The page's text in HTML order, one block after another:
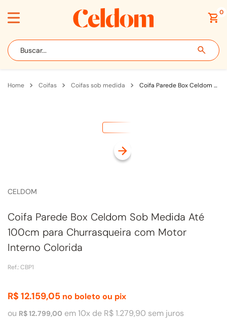
0
Buscar...
coifas coifas sob medida Coifa Parede Box Celdom Sob Medida Até 100cm para Churrasqueira com Motor Interno Colorida
CELDOM
Coifa Parede Box Celdom Sob Medida Até
100cm para Churrasqueira com Motor
Interno Colorida
Ref.:CBP1
R$ 12.159,05 no boleto ou pix
ou R$12.799,00 em10x de R$1.279,90 sem juros